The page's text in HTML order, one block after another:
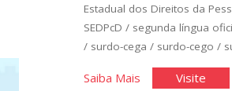
Estadual dos Direitos da
SEDPcD / segunda língua
/ surdo-cega / surdo-cego /
Saiba Mais"A
Visite"A